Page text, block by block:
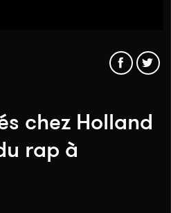
chez Holland
rap à